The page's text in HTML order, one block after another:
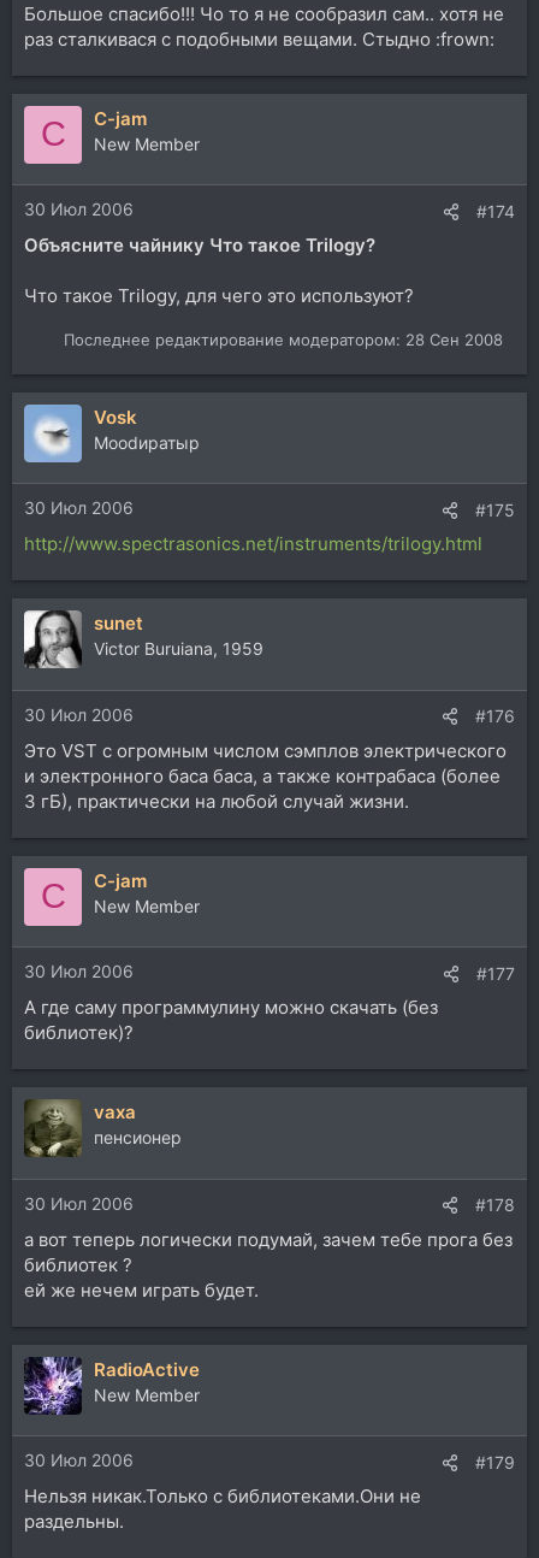
Большое спасибо!!! Чо то я не сообразил сам.. хотя не
раз сталкивася с подобными вещами. Стыдно :frown:
C C-jam
New Member
30 Июл 2006 #174
Объясните чайнику Что такое Trilogy?
Что такое Trilogy, для чего это используют?
Последнее редактирование модератором: 28 Сен 2008
Vosk
Moodиратыр
30 Июл 2006 #175
http://www.spectrasonics.net/instruments/trilogy.html
sunet
Victor Buruiana, 1959
30 Июл 2006 #176
Это VST с огромным числом сэмплов электрического
и электронного баса баса, а также контрабаса (более
3 гБ), практически на любой случай жизни.
C C-jam
New Member
30 Июл 2006 #177
А где саму программулину можно скачать (без
библиотек)?
vaxa
пенсионер
30 Июл 2006 #178
а вот теперь логически подумай, зачем тебе прога без
библиотек ?
ей же нечем играть будет.
RadioActive
New Member
30 Июл 2006 #179
Нельзя никак.Только с библиотеками.Они не
раздельны.